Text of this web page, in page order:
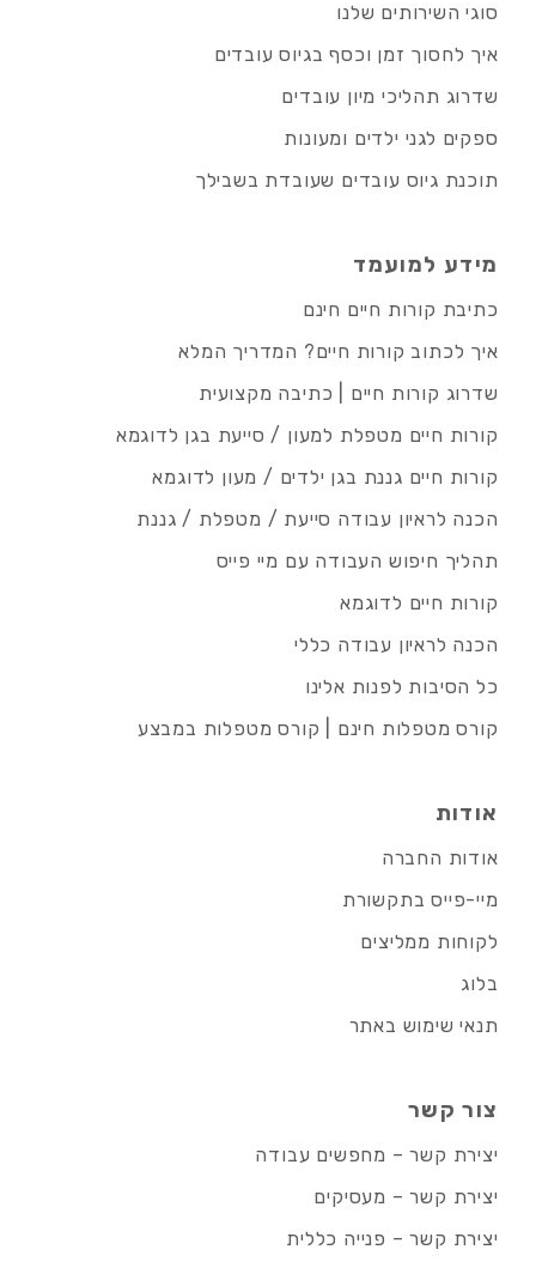
סוגי השירותים שלנו
איך לחסוך זמן וכסף בגיוס עובדים
שדרוג תהליכי מיון עובדים
ספקים לגני ילדים ומעונות
תוכנת גיוס עובדים שעובדת בשבילך
מידע למועמד
כתיבת קורות חיים חינם
איך לכתוב קורות חיים? המדריך המלא
שדרוג קורות חיים | כתיבה מקצועית
קורות חיים מטפלת למעון / סייעת בגן לדוגמא
קורות חיים גננת בגן ילדים / מעון לדוגמא
הכנה לראיון עבודה סייעת / מטפלת / גננת
תהליך חיפוש העבודה עם מיי פייס
קורות חיים לדוגמא
הכנה לראיון עבודה כללי
כל הסיבות לפנות אלינו
קורס מטפלות חינם | קורס מטפלות במבצע
אודות
אודות החברה
מיי-פייס בתקשורת
לקוחות ממליצים
בלוג
תנאי שימוש באתר
צור קשר
יצירת קשר – מחפשים עבודה
יצירת קשר – מעסיקים
יצירת קשר – פנייה כללית